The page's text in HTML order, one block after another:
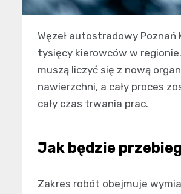
Węzeł autostradowy
tysięcy kierowców w
muszą liczyć się z nową
nawierzchni, a cały proces
cały czas trwania prac.
Jak będzie
Zakres robót obejmuje